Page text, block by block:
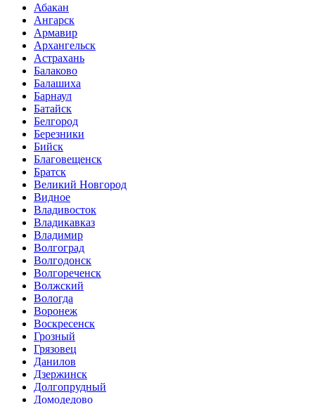
Абакан
Ангарск
Армавир
Архангельск
Астрахань
Балаково
Балашиха
Барнаул
Батайск
Белгород
Березники
Бийск
Благовещенск
Братск
Великий Новгород
Видное
Владивосток
Владикавказ
Владимир
Волгоград
Волгодонск
Волгореченск
Волжский
Вологда
Воронеж
Воскресенск
Грозный
Грязовец
Данилов
Дзержинск
Долгопрудный
Домодедово